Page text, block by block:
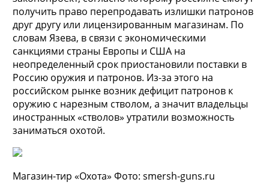
получить право перепродавать излишки патронов
друг другу или лицензированным магазинам. По
словам Язева, в связи с экономическими
санкциями страны Европы и США на
неопределенный срок приостановили поставки в
Россию оружия и патронов. Из-за этого на
российском рынке возник дефицит патронов к
оружию с нарезным стволом, а значит владельцы
иностранных «стволов» утратили возможность
заниматься охотой.
Магазин-тир «Охота» Фото: smersh-guns.ru